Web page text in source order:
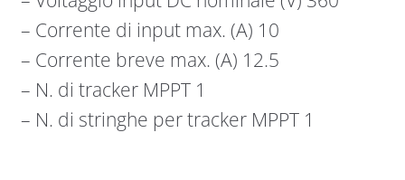
– Corrente di input max. (A) 10
– Corrente breve max. (A) 12.5
– N. di tracker MPPT 1
– N. di stringhe per tracker MPPT 1